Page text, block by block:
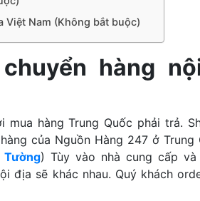
Việt Nam (Không bắt buộc)
hàng
hàng Trung Quốc phải trả.
của Nguồn Hàng 247 ở Trung
Tường) Tùy vào nhà cung cấp
địa sẽ khác nhau. Quý khách